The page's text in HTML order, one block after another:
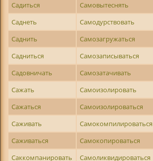
Садиться
Самовытеснять
Саднеть
Самодурствовать
Саднить
Самозагружаться
Садниться
Самозаписываться
Садовничать
Самозатачивать
Сажать
Самоизолировать
Сажаться
Самоизолироваться
Саживать
Самокомпилироваться
Саживаться
Самокопироваться
Саккомпанировать
Самоликвидироваться